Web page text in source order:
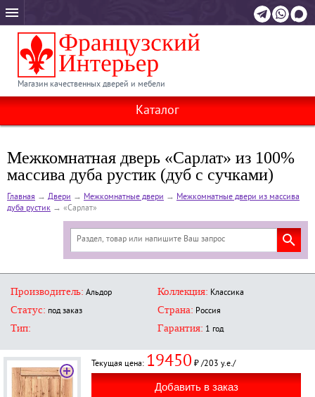
Магазин качественных дверей и мебели
Каталог
Межкомнатная дверь «Сарлат» из 100%
массива дуба рустик (дуб с сучками)
Главная → Двери → Межкомнатные двери → Межкомнатные двери из массива
дуба рустик → «Сарлат»
Производитель: Альдор Коллекция: Классика
Статус: под заказ Страна: Россия
Тип: Гарантия: 1 год
Текущая цена: 19450 ₽ /203 у.е./